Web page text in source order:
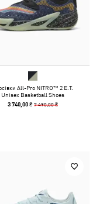
All-Pro NITRO™ 2 E.T.
Unisex Basketball Shoes
3 740,00 ₴7 490,00 ₴